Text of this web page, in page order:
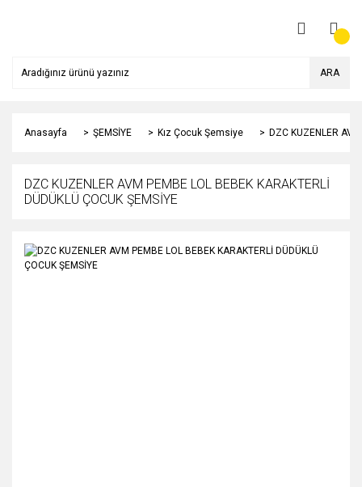
ARA
Anasayfa ŞEMSİYE Kız Çocuk Şemsiye DZC KUZENLER
DZC KUZENLER AVM PEMBE LOL BEBEK KARAKTERLİ
DÜDÜKLÜ ÇOCUK ŞEMSİYE